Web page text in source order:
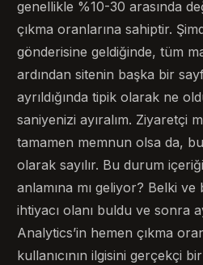
genellikle %10-30 arasında
çıkma oranlarına sahiptir.
gönderisine geldiğinde, tüm
ardından sitenin başka bir
ayrıldığında tipik olarak ne
saniyenizi ayıralım. Ziyaretçi
tamamen memnun olsa da,
olarak sayılır. Bu durum
anlamına mı geliyor? Belki
ihtiyacı olanı buldu ve sonra
Analytics’in hemen çıkma
kullanıcının ilgisini gerçekçi bir